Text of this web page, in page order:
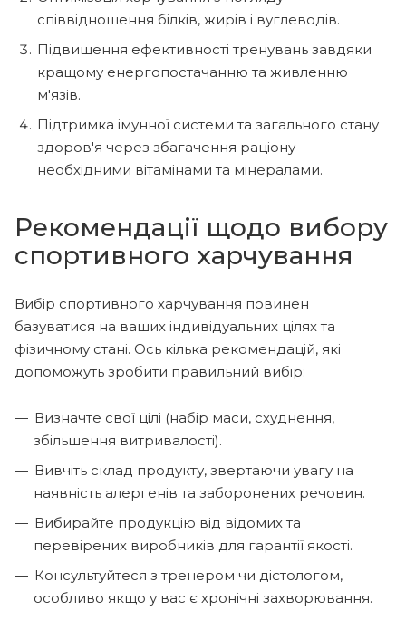
співвідношення білків, жирів і вуглеводів.
Підвищення ефективності тренувань завдяки
кращому енергопостачанню та живленню
м'язів.
Підтримка імунної системи та загального стану
здоров'я через збагачення раціону
необхідними вітамінами та мінералами.
Рекомендації щодо вибору
спортивного харчування
Вибір спортивного харчування повинен
базуватися на ваших індивідуальних цілях та
фізичному стані. Ось кілька рекомендацій, які
допоможуть зробити правильний вибір:
Визначте свої цілі (набір маси, схуднення,
збільшення витривалості).
Вивчіть склад продукту, звертаючи увагу на
наявність алергенів та заборонених речовин.
Вибирайте продукцію від відомих та
перевірених виробників для гарантії якості.
Консультуйтеся з тренером чи дієтологом,
особливо якщо у вас є хронічні захворювання.